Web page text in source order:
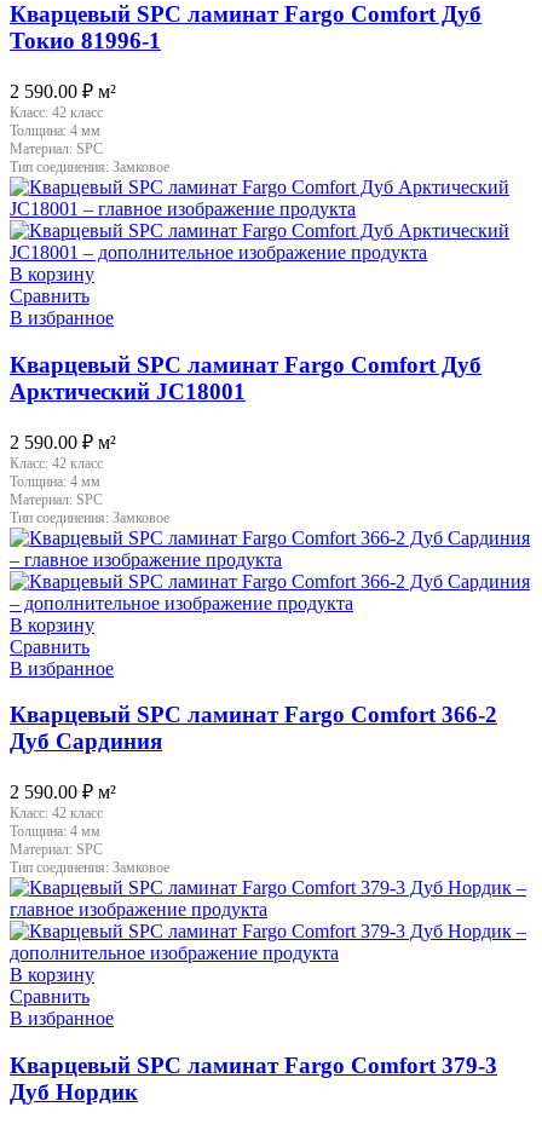
Кварцевый SPC ламинат Fargo Comfort Дуб
Токио 81996-1
2 590.00 ₽ м²
Класс: 42 класс
Толщина: 4 мм
Материал: SPC
Тип соединения: Замковое
В корзину
Сравнить
В избранное
Кварцевый SPC ламинат Fargo Comfort Дуб
Арктический JC18001
2 590.00 ₽ м²
Класс: 42 класс
Толщина: 4 мм
Материал: SPC
Тип соединения: Замковое
В корзину
Сравнить
В избранное
Кварцевый SPC ламинат Fargo Comfort 366-2
Дуб Сардиния
2 590.00 ₽ м²
Класс: 42 класс
Толщина: 4 мм
Материал: SPC
Тип соединения: Замковое
В корзину
Сравнить
В избранное
Кварцевый SPC ламинат Fargo Comfort 379-3
Дуб Нордик